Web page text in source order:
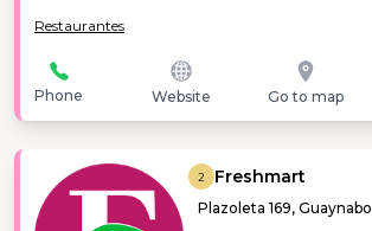
Restaurantes
Phone Website Go to map
2 Freshmart
Plazoleta 169, Guaynabo